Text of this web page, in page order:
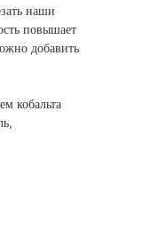
наши
повышает
добавить
кобальта